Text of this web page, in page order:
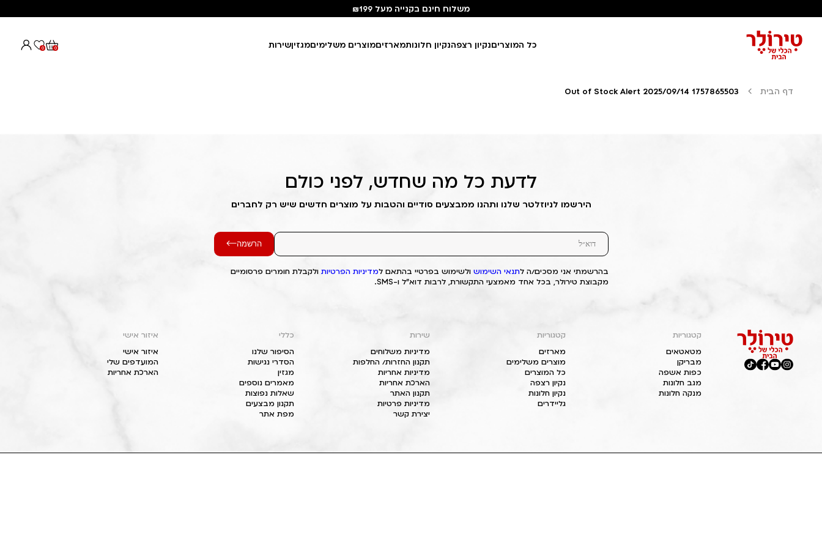
משלוח חינם בקנייה מעל ₪199
כל המוצריםנקיון רצפהנקיון חלונותמארזיםמוצרים משלימיםמגזיןשירות 0
0
דף הבית Out of Stock Alert 2025/09/14 1757865503
לדעת כל מה שחדש, לפני כולם
הירשמו לניוזלטר שלנו ותהנו ממבצעים סודיים והטבות על מוצרים חדשים שיש רק לחברים
הרשמה
בהרשמתי אני מסכים/ה לתנאי השימוש ולשימוש בפרטיי בהתאם למדיניות הפרטיות ולקבלת חומרים פרסומיים
מקבוצת טירולר, בכל אחד מאמצעי התקשורת, לרבות דוא"ל ו-SMS.
קטגוריות
מטאטאים
מבריקן
כפות אשפה
מגב חלונות
מנקה חלונות
קטגוריות
מארזים
מוצרים משלימים
כל המוצרים
נקיון רצפה
נקיון חלונות
גליידרים
שירות
מדיניות משלוחים
תקנון החזרות/ החלפות
מדיניות אחריות
הארכת אחריות
תקנון האתר
מדיניות פרטיות
יצירת קשר
כללי
הסיפור שלנו
הסדרי נגישות
מגזין
מאמרים נוספים
שאלות נפוצות
תקנון מבצעים
מפת אתר
איזור אישי
איזור אישי
המועדפים שלי
הארכת אחריות